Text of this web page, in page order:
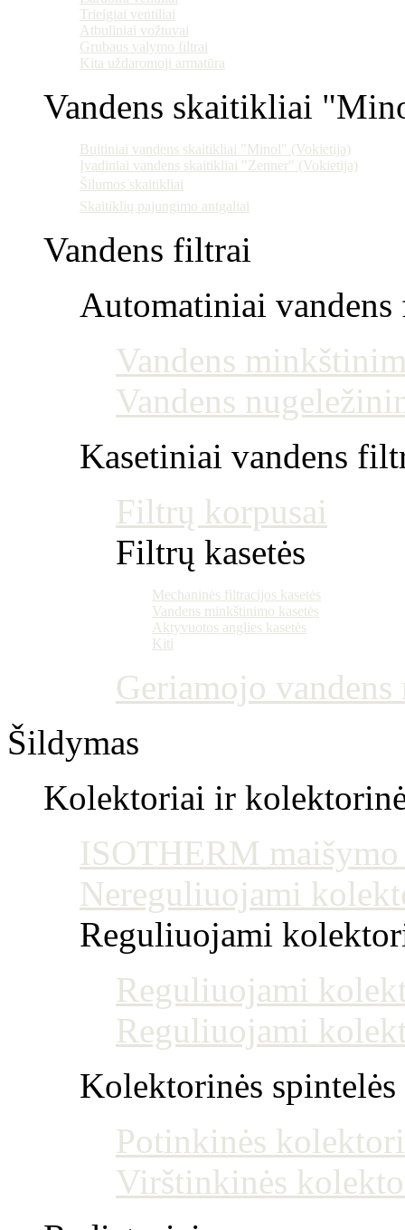
Trieigiai ventiliai
Atbuliniai vožtuvai
Grubaus valymo filtrai
Kita uždaromoji armatūra
Vandens skaitikliai
Buitiniai vandens skaitikliai "Minol" (Vokietija)
Įvadiniai vandens skaitikliai "Zenner" (Vokietija)
Šilumos skaitikliai
Skaitiklių pajungimo antgaliai
Vandens filtrai
Automatiniai
Vandens
Vandens
Kasetiniai vandens
Filtrų korpusai
Filtrų kasetės
Mechaninės filtracijos kasetės
Vandens minkštinimo kasetės
Aktyvuotos anglies kasetės
Kiti
Geriamojo
Šildymas
Kolektoriai ir
ISOTHERM
Nereguliuojami
Reguliuojami
Reguliuojami
Reguliuojami
Kolektorinės spintelės
Potinkinės
Virštinkinės